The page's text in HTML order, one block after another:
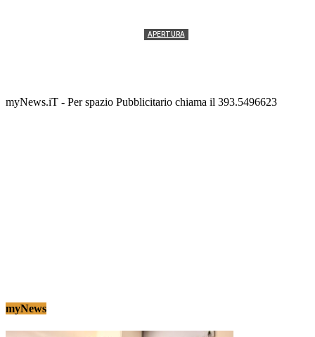
APERTURA
myNews.iT - Per spazio Pubblicitario chiama il 393.5496623
myNews